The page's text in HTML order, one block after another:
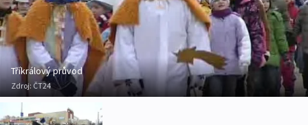
Tříkrálový průvod
Zdroj: ČT24